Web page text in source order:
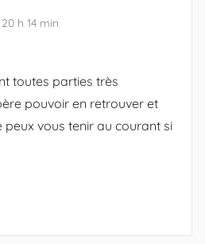
h 14 min
toutes parties très
pouvoir en retrouver et
vous tenir au courant si